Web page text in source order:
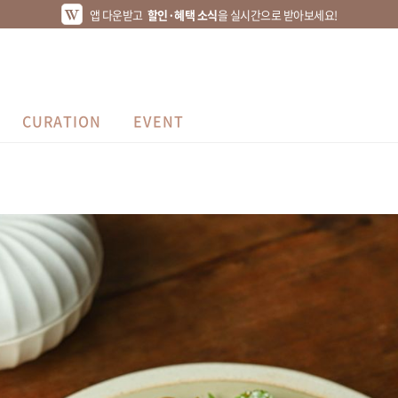
앱 다운받고 할인·혜택 소식을 실시간으로 받아보세요!
CURATION EVENT